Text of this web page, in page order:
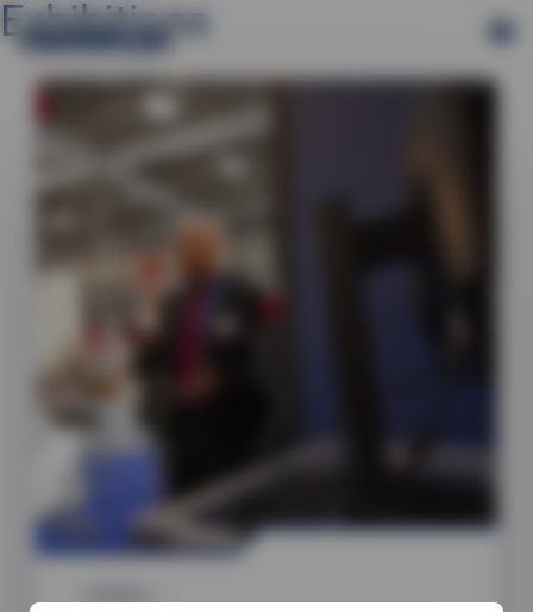
Exhibitions